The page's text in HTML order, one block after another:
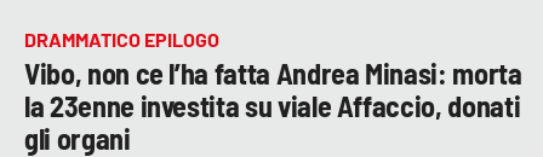
DRAMMATICO EPILOGO
Vibo, non ce l’ha fatta Andrea Minasi: morta
la 23enne investita su viale Affaccio, donati
gli organi